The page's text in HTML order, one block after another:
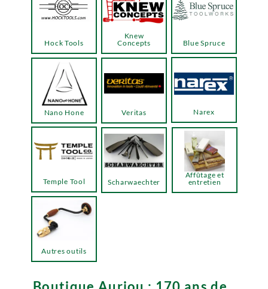
Hock Tools
Knew
Concepts
Temple Tool
Blue Spruce
Narex
Veritas
Nano Hone
Autres outils
Scharwaechter
Affûtage et
entretien